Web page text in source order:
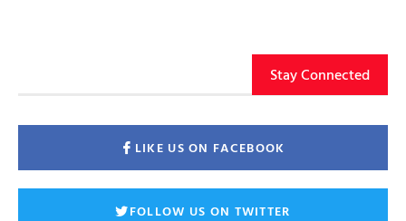
Stay Connected
LIKE US ON FACEBOOK
FOLLOW US ON TWITTER